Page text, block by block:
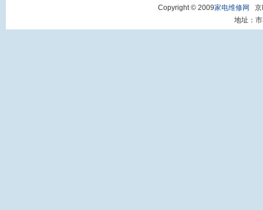
Copyright © 2009家电维修网
京
地址：